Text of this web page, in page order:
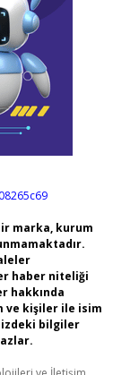
marka, kurum
haber niteliği
hakkında
ve kişiler ile isim
bilgiler